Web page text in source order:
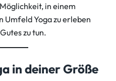
in einem
Umfeld Yoga zu erleben
zu tun.
in deiner Größe